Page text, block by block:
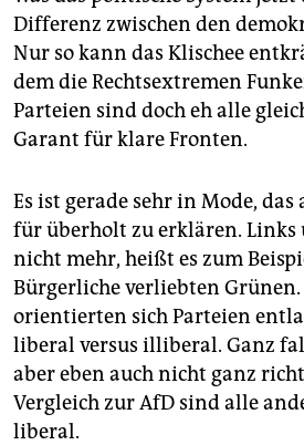
Differenz zwischen den
Nur so kann das Klischee
dem die Rechtsextremen
Parteien sind doch eh alle
Garant für klare Fronten.
Es ist gerade sehr in Mode,
für überholt zu erklären. Links
nicht mehr, heißt es zum
Bürgerliche verliebten Grünen.
orientierten sich Parteien
liberal versus illiberal. Ganz
aber eben auch nicht ganz
Vergleich zur AfD sind alle
liberal.